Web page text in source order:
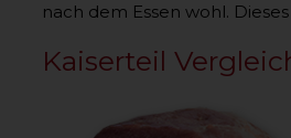
nach dem Essen wohl.
Kaiserteil